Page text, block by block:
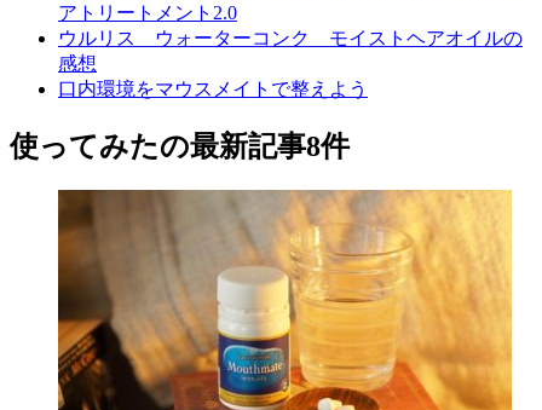
アトリートメント2.0
ウルリス ウォーターコンク モイストヘアオイルの
感想
口内環境をマウスメイトで整えよう
使ってみたの最新記事8件